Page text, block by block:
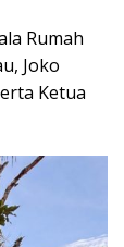
Rumah
Joko
Ketua